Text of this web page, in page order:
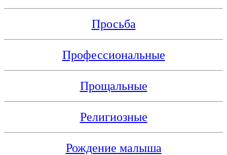
Просьба
Профессиональные
Прощальные
Религиозные
Рождение малыша